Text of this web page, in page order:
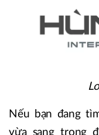
Nếu bạn đang
vừa sang trọng